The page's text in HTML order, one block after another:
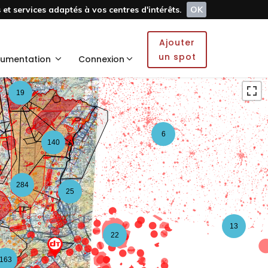
services adaptés à vos centres d'intérêts.
OK
Connexion
Ajouter
un spot
163
13
6
19
25
22
140
284